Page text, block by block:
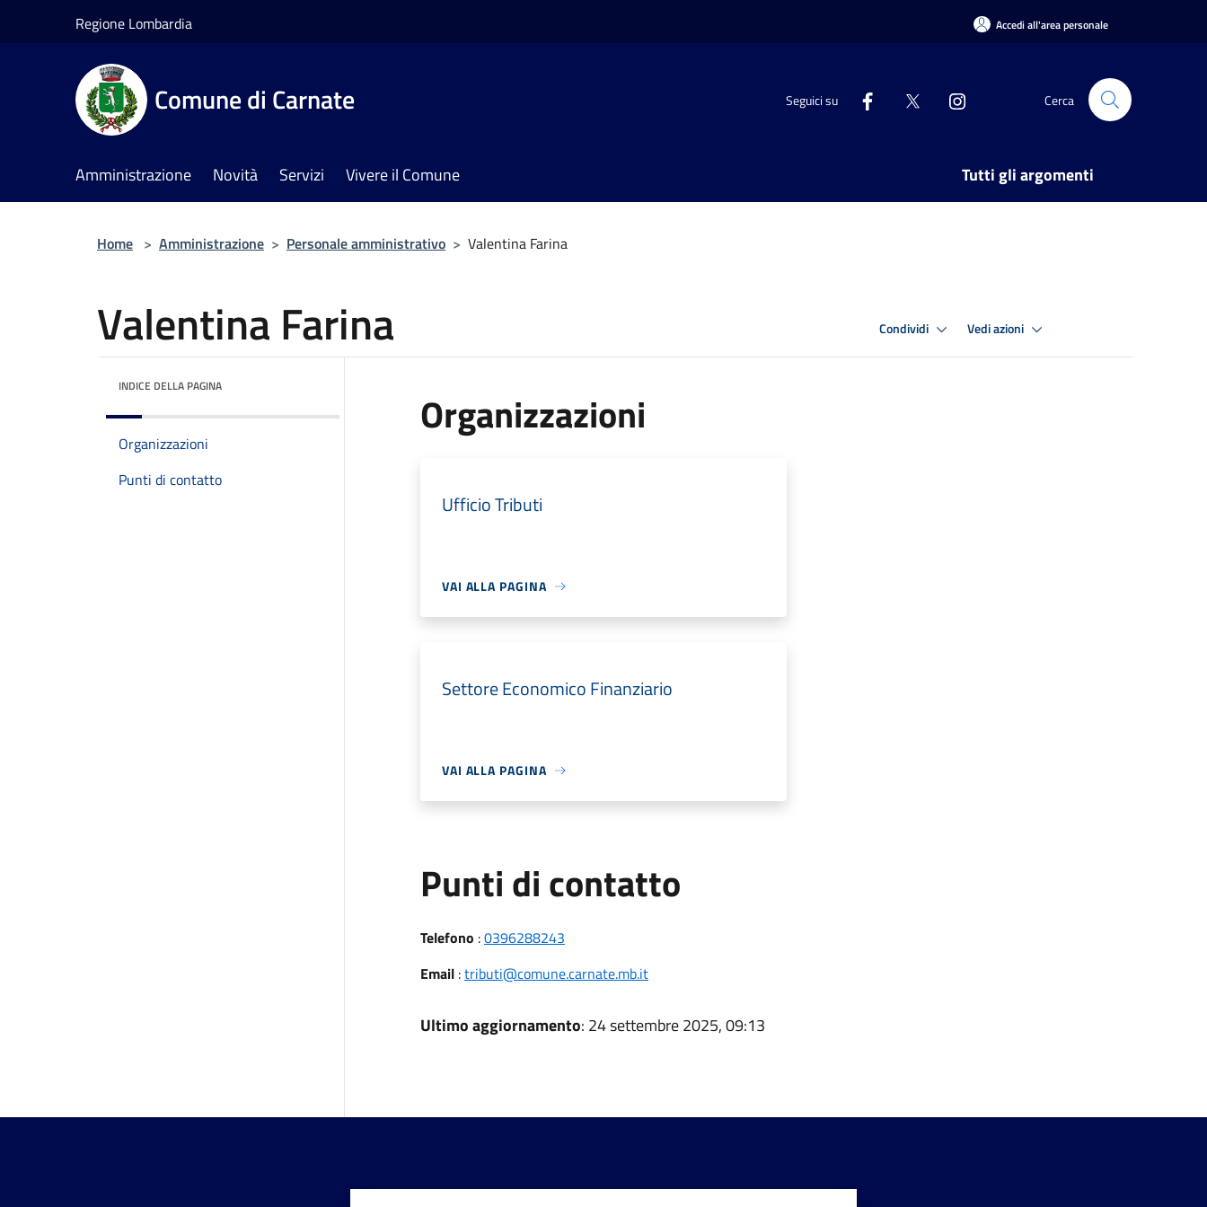
Regione Lombardia Accedi all'area personale
Comune di Carnate Seguici su Cerca
Amministrazione Novità Servizi Vivere il Comune Tutti gli argomenti
Home > Amministrazione > Personale amministrativo > Valentina Farina
Valentina Farina Condividi Vedi azioni
INDICE DELLA PAGINA
Organizzazioni
Punti di contatto
Organizzazioni
Ufficio Tributi
VAI ALLA PAGINA
Settore Economico Finanziario
VAI ALLA PAGINA
Punti di contatto
Telefono :0396288243
Email:tributi@comune.carnate.mb.it
Ultimo aggiornamento: 24 settembre 2025, 09:13